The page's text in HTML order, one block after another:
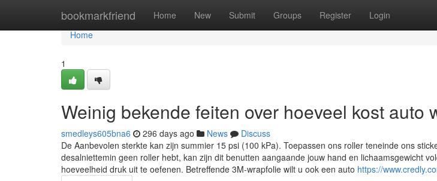
bookmarkfriend Home New Submit Groups Register Login
Home
Home
1
Weinig bekende feiten over hoeveel kost auto
smedleys605bna6 296 days ago News
Discuss
De Aanbevolen sterkte kan zijn summier 15 psi (100 kPa). Toepassen ons roller teneinde ons
desalniettemin geen roller hebt, kan zijn dit benutten aangaande jouw hand en lichaamsgewicht
hoeveelheid druk uit te oefenen. Betreffende 3M-wrapfolie wilt u ook een auto https://